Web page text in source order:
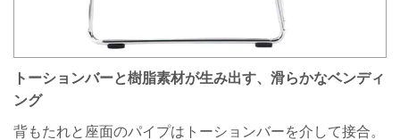
トーションバーと樹脂素材が生み出す、滑らかなベンディ
ング
背もたれと座面のパイプはトーションバーを介して接合。